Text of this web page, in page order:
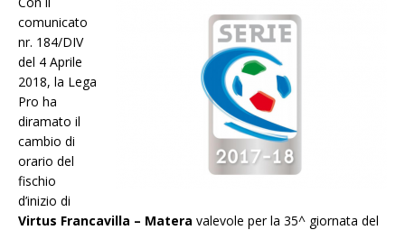
comunicato
nr. 184/DIV
del 4 Aprile
2018, la Lega
Pro ha
diramato il
cambio di
orario del
fischio
d’inizio di
Virtus Francavilla – Matera valevole per la 35^ giornata del